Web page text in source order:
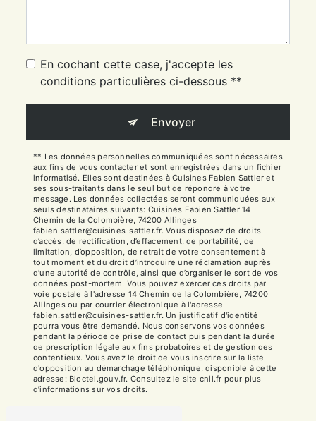
En cochant cette case, j'accepte les
conditions particulières ci-dessous **
Envoyer
** Les données personnelles communiquées sont nécessaires
aux fins de vous contacter et sont enregistrées dans un fichier
informatisé. Elles sont destinées à Cuisines Fabien Sattler et
ses sous-traitants dans le seul but de répondre à votre
message. Les données collectées seront communiquées aux
seuls destinataires suivants: Cuisines Fabien Sattler 14
Chemin de la Colombière, 74200 Allinges
fabien.sattler@cuisines-sattler.fr. Vous disposez de droits
d’accès, de rectification, d’effacement, de portabilité, de
limitation, d’opposition, de retrait de votre consentement à
tout moment et du droit d’introduire une réclamation auprès
d’une autorité de contrôle, ainsi que d’organiser le sort de vos
données post-mortem. Vous pouvez exercer ces droits par
voie postale à l'adresse 14 Chemin de la Colombière, 74200
Allinges ou par courrier électronique à l'adresse
fabien.sattler@cuisines-sattler.fr. Un justificatif d'identité
pourra vous être demandé. Nous conservons vos données
pendant la période de prise de contact puis pendant la durée
de prescription légale aux fins probatoires et de gestion des
contentieux. Vous avez le droit de vous inscrire sur la liste
d'opposition au démarchage téléphonique, disponible à cette
adresse:
Bloctel.gouv.fr. Consultez le site cnil.fr pour plus
d’informations sur vos droits.